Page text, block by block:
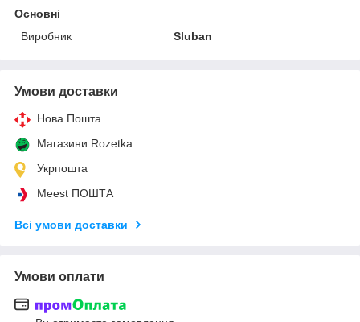
Основні
Виробник
Sluban
Умови доставки
Нова Пошта
Магазини Rozetka
Укрпошта
Meest ПОШТА
Всі умови доставки
Умови оплати